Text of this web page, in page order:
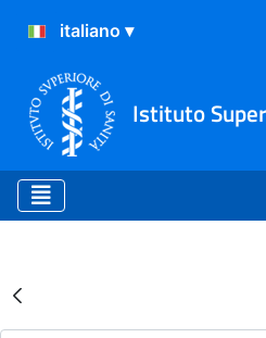
Istituto
Risultati della